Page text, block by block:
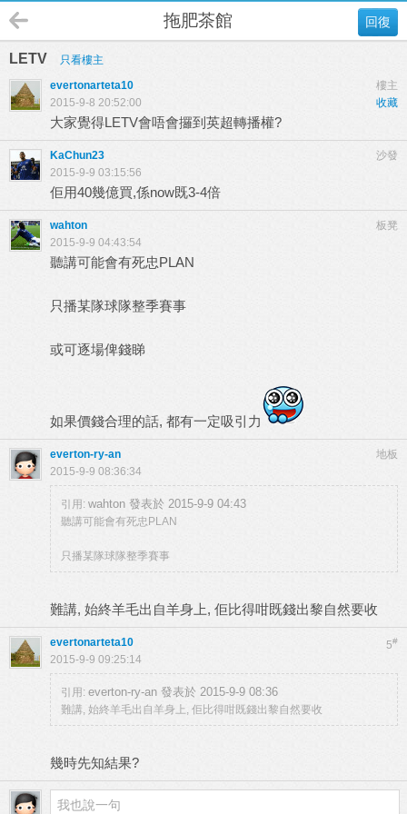
回復
拖肥茶館
LETV
只看樓主
樓主
evertonarteta10
收藏
2015-9-8 20:52:00
大家覺得LETV會唔會攞到英超轉播權?
沙發
KaChun23
2015-9-9 03:15:56
佢用40幾億買,係now既3-4倍
板凳
wahton
2015-9-9 04:43:54
聽講可能會有死忠PLAN
只播某隊球隊整季賽事
或可逐場俾錢睇
如果價錢合理的話, 都有一定吸引力
地板
everton-ry-an
2015-9-9 08:36:34
引用: wahton 發表於 2015-9-9 04:43
聽講可能會有死忠PLAN
只播某隊球隊整季賽事
難講, 始終羊毛出自羊身上, 佢比得咁既錢出黎自然要收
5#
evertonarteta10
2015-9-9 09:25:14
引用: everton-ry-an 發表於 2015-9-9 08:36
難講, 始終羊毛出自羊身上, 佢比得咁既錢出黎自然要收
幾時先知結果?